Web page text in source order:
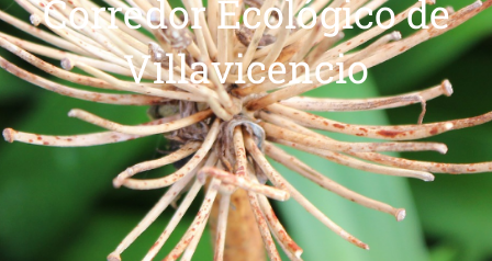
Corredor Ecológico de
Villavicencio